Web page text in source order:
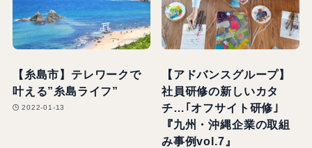
【糸島市】テレワークで
叶える”糸島ライフ”
2022-01-13
【アドバンスグループ】
社員研修の新しいカタ
チ…｢オフサイト研修｣
『九州・沖縄企業の取組
み事例vol.7』